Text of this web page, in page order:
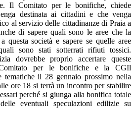
Il Comitato per le bonifiche, chiede
destinata ai cittadini e che venga
al servizio delle cittadinanze di Praia a
di sapere quali sono le aree che la
questa società e sapere se quelle aree
sono stati sotterrati rifiuti tossici.
dovrebbe proprio accertare queste
per le bonifiche e la CGIl
tematiche il 28 gennaio prossimo nella
ore 18 si terrà un incontro per stabilire
perché si giunga alla bonifica totale
eventuali speculazioni edilizie su